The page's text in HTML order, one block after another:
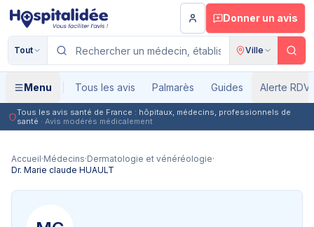
Aller au contenu principal
Donner un avis
Tout Ville
Menu Tous les avis Palmarès Guides Alerte RDV
Tous les avis santé de France : hôpitaux, médecins, professionnels de
santé · Avis modérés médicalement
Accueil·Médecins·Dermatologie et vénéréologie·
Dr. Marie claude HUAULT